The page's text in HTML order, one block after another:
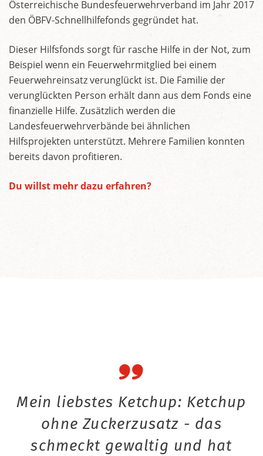
Österreichische Bundesfeuerwehrverband im Jahr 2017
den ÖBFV-Schnellhilfefonds gegründet hat.
Dieser Hilfsfonds sorgt für rasche Hilfe in der Not, zum
Beispiel wenn ein Feuerwehrmitglied bei einem
Feuerwehreinsatz verunglückt ist. Die Familie der
verunglückten Person erhält dann aus dem Fonds eine
finanzielle Hilfe. Zusätzlich werden die
Landesfeuerwehrverbände bei ähnlichen
Hilfsprojekten unterstützt. Mehrere Familien konnten
bereits davon profitieren.
Du willst mehr dazu erfahren?
Mein liebstes Ketchup: Ketchup
ohne Zuckerzusatz - das
schmeckt gewaltig und hat